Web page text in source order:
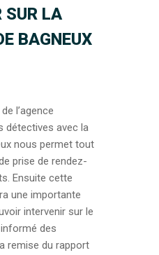
SUR LA
BAGNEUX
l’agence
détectives avec la
nous permet tout
prise de rendez-
Ensuite cette
une importante
intervenir sur le
des
remise du rapport